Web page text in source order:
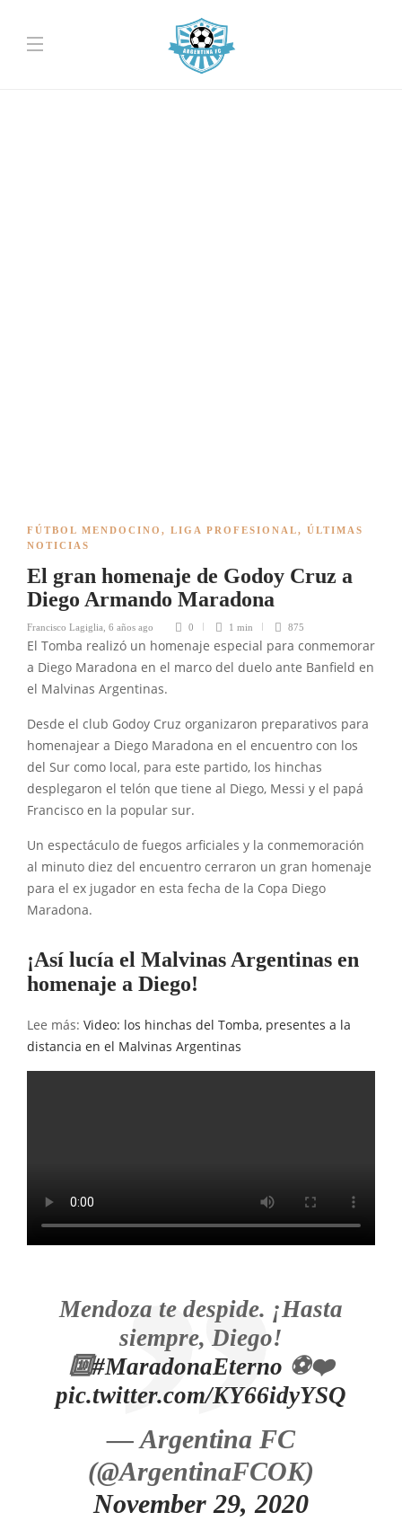
FÚTBOL MENDOCINO , LIGA PROFESIONAL, ÚLTIMAS
NOTICIAS
El gran homenaje de Godoy Cruz a
Diego Armando Maradona
Francisco Lagiglia 6 años ago 0 1 min 875
El Tomba realizó un homenaje especial para conmemorar
a Diego Maradona en el marco del duelo ante Banfield en
el Malvinas Argentinas.
Desde el club Godoy Cruz organizaron preparativos para
homenajear a Diego Maradona en el encuentro con los
del Sur como local, para este partido, los hinchas
desplegaron el telón que tiene al Diego, Messi y el papá
Francisco en la popular sur.
Un espectáculo de fuegos arficiales y la conmemoración
al minuto diez del encuentro cerraron un gran homenaje
para el ex jugador en esta fecha de la Copa Diego
Maradona.
¡Así lucía el Malvinas Argentinas en
homenaje a Diego!
Lee más: Video: los hinchas del Tomba, presentes a la
distancia en el Malvinas Argentinas
Mendoza te despide. ¡Hasta
siempre, Diego!
🔟#MaradonaEterno ⚽️❤️
pic.twitter.com/KY66idyYSQ
— Argentina FC
(@ArgentinaFCOK)
November 29, 2020